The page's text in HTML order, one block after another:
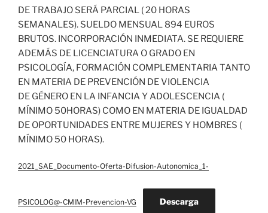
DE TRABAJO SERÁ PARCIAL ( 20 HORAS
SEMANALES). SUELDO MENSUAL 894 EUROS
BRUTOS. INCORPORACIÓN INMEDIATA. SE REQUIERE
ADEMÁS DE LICENCIATURA O GRADO EN
PSICOLOGÍA, FORMACIÓN COMPLEMENTARIA TANTO
EN MATERIA DE PREVENCIÓN DE VIOLENCIA
DE GÉNERO EN LA INFANCIA Y ADOLESCENCIA (
MÍNIMO 50HORAS) COMO EN MATERIA DE IGUALDAD
DE OPORTUNIDADES ENTRE MUJERES Y HOMBRES (
MÍNIMO 50 HORAS).
2021_SAE_Documento-Oferta-Difusion-Autonomica_1-
PSICOLOG@-CMIM-Prevencion-VG Descarga